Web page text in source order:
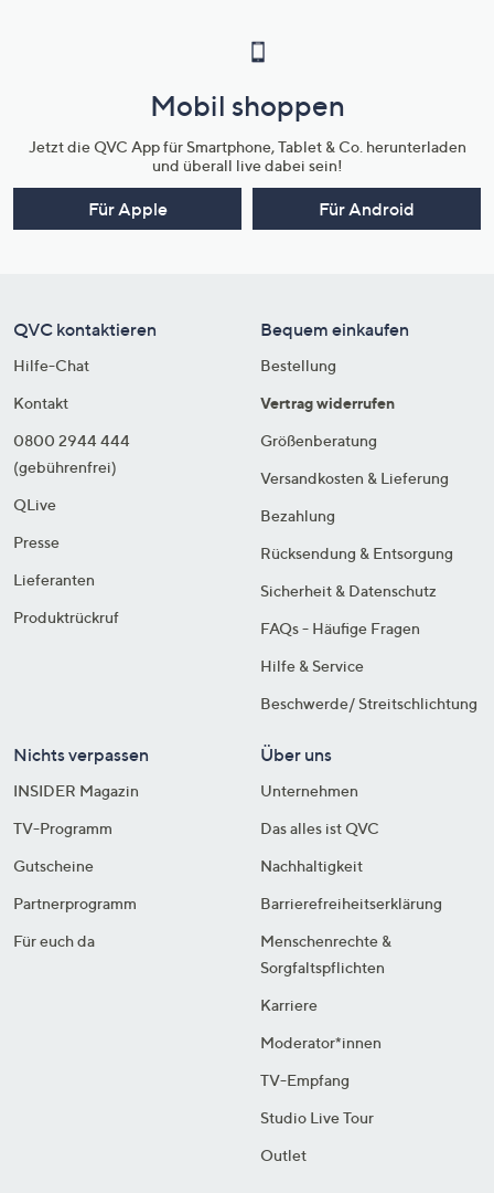
Mobil shoppen
Jetzt die QVC App für Smartphone, Tablet & Co. herunterladen
und überall live dabei sein!
Für Apple Für Android
QVC kontaktieren
Hilfe-Chat
Kontakt
0800 2944 444
(gebührenfrei)
QLive
Presse
Lieferanten
Produktrückruf
Bequem einkaufen
Bestellung
Vertrag widerrufen
Größenberatung
Versandkosten & Lieferung
Bezahlung
Rücksendung & Entsorgung
Sicherheit & Datenschutz
FAQs - Häufige Fragen
Hilfe & Service
Beschwerde/ Streitschlichtung
Nichts verpassen
INSIDER Magazin
TV-Programm
Gutscheine
Partnerprogramm
Für euch da
Über uns
Unternehmen
Das alles ist QVC
Nachhaltigkeit
Barrierefreiheitserklärung
Menschenrechte &
Sorgfaltspflichten
Karriere
Moderator*innen
TV-Empfang
Studio Live Tour
Outlet